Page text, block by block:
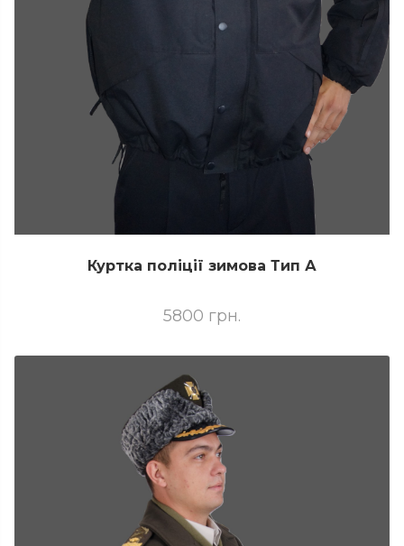
Куртка поліції зимова Тип А
5800 грн.